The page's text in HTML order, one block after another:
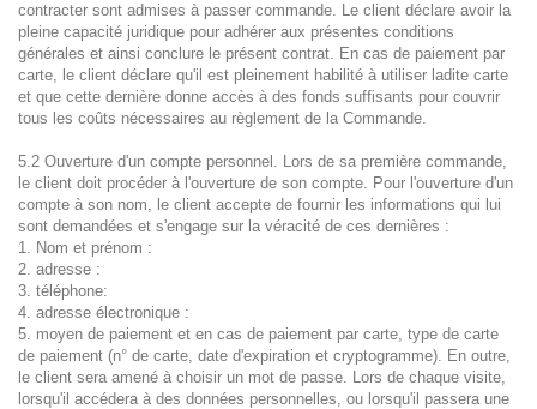
contracter sont admises à passer commande. Le client déclare avoir la
pleine capacité juridique pour adhérer aux présentes conditions
générales et ainsi conclure le présent contrat. En cas de paiement par
carte, le client déclare qu'il est pleinement habilité à utiliser ladite carte
et que cette dernière donne accès à des fonds suffisants pour couvrir
tous les coûts nécessaires au règlement de la Commande.
5.2 Ouverture d'un compte personnel. Lors de sa première commande,
le client doit procéder à l'ouverture de son compte. Pour l'ouverture d'un
compte à son nom, le client accepte de fournir les informations qui lui
sont demandées et s'engage sur la véracité de ces dernières :
1. Nom et prénom :
2. adresse :
3. téléphone:
4. adresse électronique :
5. moyen de paiement et en cas de paiement par carte, type de carte
de paiement (n° de carte, date d'expiration et cryptogramme). En outre,
le client sera amené à choisir un mot de passe. Lors de chaque visite,
lorsqu'il accédera à des données personnelles, ou lorsqu'il passera une